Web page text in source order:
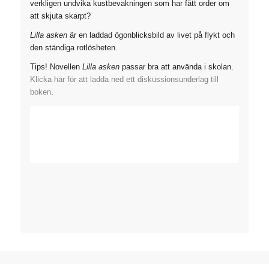
verkligen undvika kustbevakningen som har fått order om
att skjuta skarpt?
Lilla askenär en laddad ögonblicksbild av livet på flykt och
den ständiga rotlösheten.
Tips! Novellen Lilla askenpassar bra att använda i skolan.
Klicka här för att ladda ned ett diskussionsunderlag till
boken.